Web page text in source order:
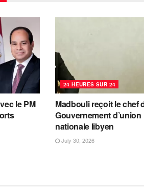
le PM
24 HEURES SUR 24
Madbouli reçoit le chef
Gouvernement d’union
nationale libyen
July 30, 2026